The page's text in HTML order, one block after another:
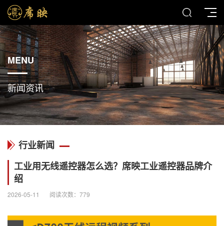
MENU
新闻资讯
行业新闻
工业用无线遥控器怎么选？席映工业遥控器品牌介
绍
2026-05-11 阅读次数： 779